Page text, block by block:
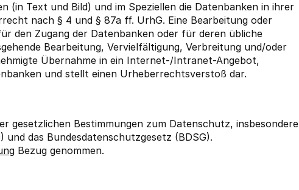
(in Text und Bild) und im Speziellen die Datenbanken in ihrer
nach § 4 und § 87a ff. UrhG. Eine Bearbeitung oder
den Zugang der Datenbanken oder für deren übliche
Bearbeitung, Vervielfältigung, Verbreitung und/oder
Übernahme in ein Internet-/Intranet-Angebot,
und stellt einen Urheberrechtsverstoß dar.
gesetzlichen Bestimmungen zum Datenschutz, insbesondere
das Bundesdatenschutzgesetz (BDSG).
Bezug genommen.